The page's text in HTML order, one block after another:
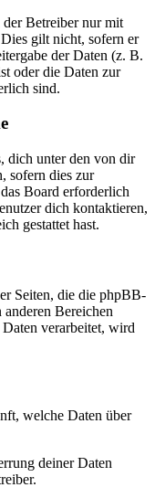
Betreiber nur mit
gilt nicht, sofern er
der Daten (z. B.
oder die Daten zur
sind.
dich unter den von dir
sofern dies zur
Board erforderlich
dich kontaktieren,
gestattet hast.
Seiten, die die phpBB-
Bereichen
Daten verarbeitet, wird
welche Daten über
deiner Daten